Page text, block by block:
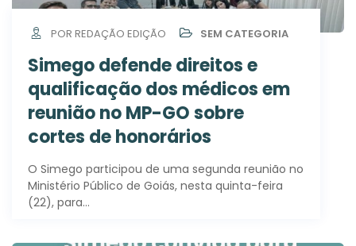
POR REDAÇÃO EDIÇÃO SEM CATEGORIA
Simego defende direitos e
qualificação dos médicos em
reunião no MP-GO sobre
cortes de honorários
O Simego participou de uma segunda reunião no
Ministério Público de Goiás, nesta quinta-feira
(22), para…